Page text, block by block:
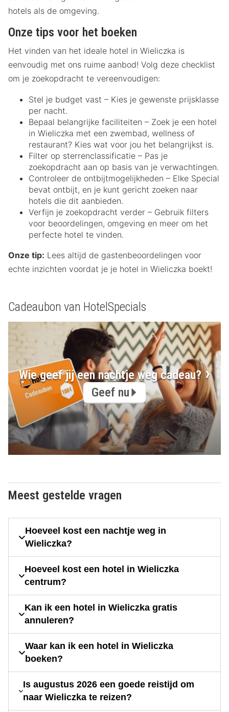
hotels als de omgeving.
Onze tips voor het boeken
Het vinden van het ideale hotel in Wieliczka is
eenvoudig met ons ruime aanbod! Volg deze checklist
om je zoekopdracht te vereenvoudigen:
Stel je budget vast – Kies je gewenste prijsklasse
per nacht.
Bepaal belangrijke faciliteiten – Zoek je een hotel
in Wieliczka met een zwembad, wellness of
restaurant? Kies wat voor jou het belangrijkst is.
Filter op sterrenclassificatie – Pas je
zoekopdracht aan op basis van je verwachtingen.
Controleer de ontbijtmogelijkheden – Elke Special
bevat ontbijt, en je kunt gericht zoeken naar
hotels die dit aanbieden.
Verfijn je zoekopdracht verder – Gebruik filters
voor beoordelingen, omgeving en meer om het
perfecte hotel te vinden.
Onze tip: Lees altijd de gastenbeoordelingen voor
echte inzichten voordat je je hotel in Wieliczka boekt!
Cadeaubon van HotelSpecials
Wie geef jij een nachtje weg cadeau?
Geef nu
Meest gestelde vragen
Hoeveel kost een nachtje weg in
Wieliczka?
Hoeveel kost een hotel in Wieliczka
centrum?
Kan ik een hotel in Wieliczka gratis
annuleren?
Waar kan ik een hotel in Wieliczka
boeken?
Is augustus 2026 een goede reistijd om
naar Wieliczka te reizen?